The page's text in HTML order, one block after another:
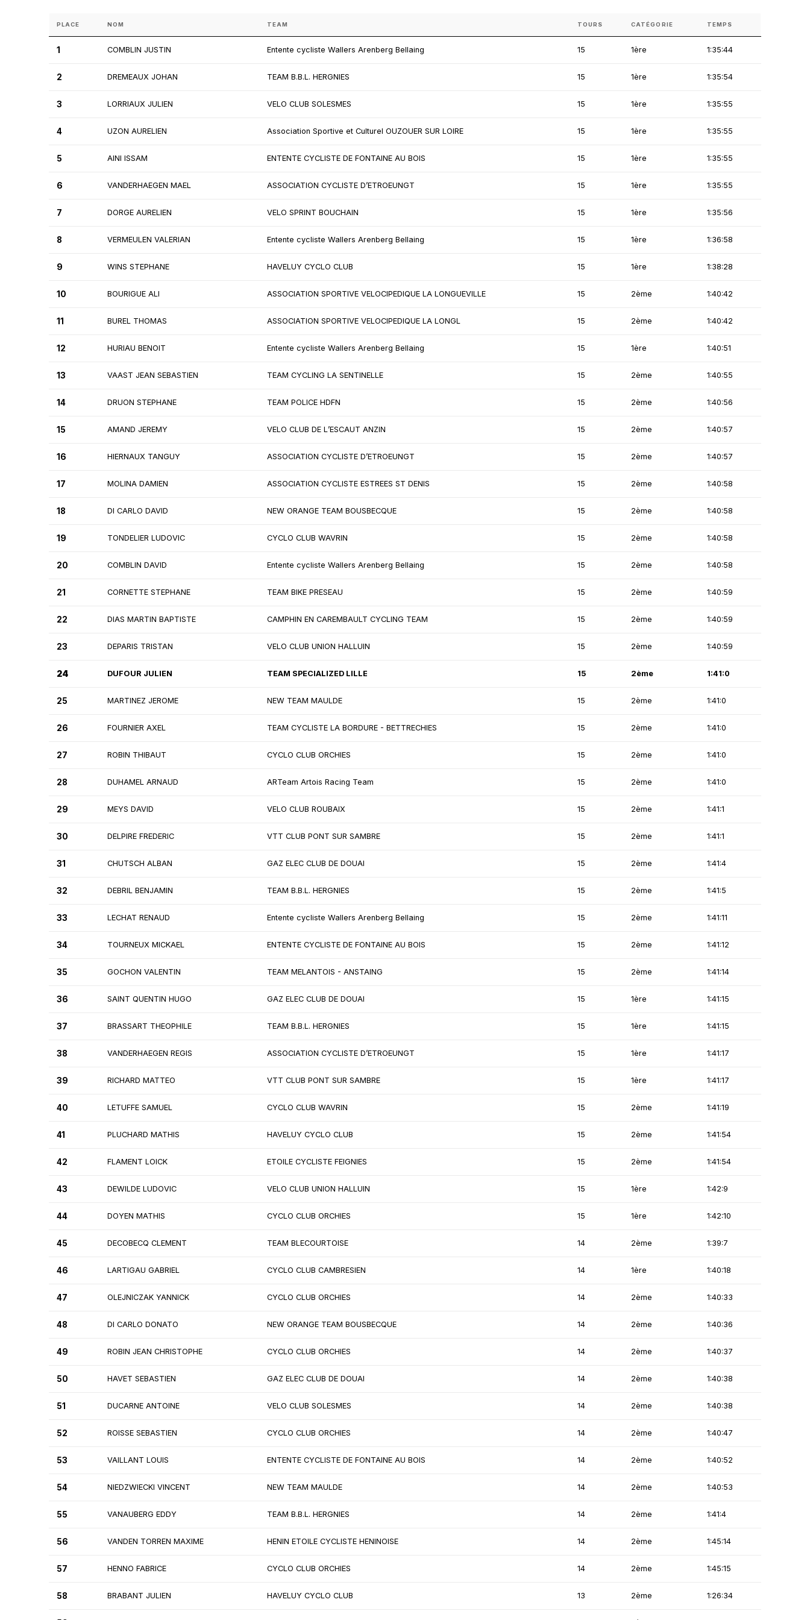
PLACE NOM TEAM TOURS CATÉGORIE TEMPS
1 COMBLIN JUSTIN Entente cycliste Wallers Arenberg Bellaing 15 1ère 1:35:44
2 DREMEAUX JOHAN TEAM B.B.L. HERGNIES 15 1ère 1:35:54
3 LORRIAUX JULIEN VELO CLUB SOLESMES 15 1ère 1:35:55
4 UZON AURELIEN Association Sportive et Culturel OUZOUER SUR LOIRE 15 1ère 1:35:55
5 AINI ISSAM ENTENTE CYCLISTE DE FONTAINE AU BOIS 15 1ère 1:35:55
6 VANDERHAEGEN MAEL ASSOCIATION CYCLISTE D’ETROEUNGT 15 1ère 1:35:55
7 DORGE AURELIEN VELO SPRINT BOUCHAIN 15 1ère 1:35:56
8 VERMEULEN VALERIAN Entente cycliste Wallers Arenberg Bellaing 15 1ère 1:36:58
9 WINS STEPHANE HAVELUY CYCLO CLUB 15 1ère 1:38:28
10 BOURIGUE ALI ASSOCIATION SPORTIVE VELOCIPEDIQUE LA LONGUEVILLE 15 2ème 1:40:42
11 BUREL THOMAS ASSOCIATION SPORTIVE VELOCIPEDIQUE LA LONGL 15 2ème 1:40:42
12 HURIAU BENOIT Entente cycliste Wallers Arenberg Bellaing 15 1ère 1:40:51
13 VAAST JEAN SEBASTIEN TEAM CYCLING LA SENTINELLE 15 2ème 1:40:55
14 DRUON STEPHANE TEAM POLICE HDFN 15 2ème 1:40:56
15 AMAND JEREMY VELO CLUB DE L’ESCAUT ANZIN 15 2ème 1:40:57
16 HIERNAUX TANGUY ASSOCIATION CYCLISTE D’ETROEUNGT 15 2ème 1:40:57
17 MOLINA DAMIEN ASSOCIATION CYCLISTE ESTREES ST DENIS 15 2ème 1:40:58
18 DI CARLO DAVID NEW ORANGE TEAM BOUSBECQUE 15 2ème 1:40:58
19 TONDELIER LUDOVIC CYCLO CLUB WAVRIN 15 2ème 1:40:58
20 COMBLIN DAVID Entente cycliste Wallers Arenberg Bellaing 15 2ème 1:40:58
21 CORNETTE STEPHANE TEAM BIKE PRESEAU 15 2ème 1:40:59
22 DIAS MARTIN BAPTISTE CAMPHIN EN CAREMBAULT CYCLING TEAM 15 2ème 1:40:59
23 DEPARIS TRISTAN VELO CLUB UNION HALLUIN 15 2ème 1:40:59
24 DUFOUR JULIEN TEAM SPECIALIZED LILLE 15 2ème 1:41:0
25 MARTINEZ JEROME NEW TEAM MAULDE 15 2ème 1:41:0
26 FOURNIER AXEL TEAM CYCLISTE LA BORDURE - BETTRECHIES 15 2ème 1:41:0
27 ROBIN THIBAUT CYCLO CLUB ORCHIES 15 2ème 1:41:0
28 DUHAMEL ARNAUD ARTeam Artois Racing Team 15 2ème 1:41:0
29 MEYS DAVID VELO CLUB ROUBAIX 15 2ème 1:41:1
30 DELPIRE FREDERIC VTT CLUB PONT SUR SAMBRE 15 2ème 1:41:1
31 CHUTSCH ALBAN GAZ ELEC CLUB DE DOUAI 15 2ème 1:41:4
32 DEBRIL BENJAMIN TEAM B.B.L. HERGNIES 15 2ème 1:41:5
33 LECHAT RENAUD Entente cycliste Wallers Arenberg Bellaing 15 2ème 1:41:11
34 TOURNEUX MICKAEL ENTENTE CYCLISTE DE FONTAINE AU BOIS 15 2ème 1:41:12
35 GOCHON VALENTIN TEAM MELANTOIS - ANSTAING 15 2ème 1:41:14
36 SAINT QUENTIN HUGO GAZ ELEC CLUB DE DOUAI 15 1ère 1:41:15
37 BRASSART THEOPHILE TEAM B.B.L. HERGNIES 15 1ère 1:41:15
38 VANDERHAEGEN REGIS ASSOCIATION CYCLISTE D’ETROEUNGT 15 1ère 1:41:17
39 RICHARD MATTEO VTT CLUB PONT SUR SAMBRE 15 1ère 1:41:17
40 LETUFFE SAMUEL CYCLO CLUB WAVRIN 15 2ème 1:41:19
41 PLUCHARD MATHIS HAVELUY CYCLO CLUB 15 2ème 1:41:54
42 FLAMENT LOICK ETOILE CYCLISTE FEIGNIES 15 2ème 1:41:54
43 DEWILDE LUDOVIC VELO CLUB UNION HALLUIN 15 1ère 1:42:9
44 DOYEN MATHIS CYCLO CLUB ORCHIES 15 1ère 1:42:10
45 DECOBECQ CLEMENT TEAM BLECOURTOISE 14 2ème 1:39:7
46 LARTIGAU GABRIEL CYCLO CLUB CAMBRESIEN 14 1ère 1:40:18
47 OLEJNICZAK YANNICK CYCLO CLUB ORCHIES 14 2ème 1:40:33
48 DI CARLO DONATO NEW ORANGE TEAM BOUSBECQUE 14 2ème 1:40:36
49 ROBIN JEAN CHRISTOPHE CYCLO CLUB ORCHIES 14 2ème 1:40:37
50 HAVET SEBASTIEN GAZ ELEC CLUB DE DOUAI 14 2ème 1:40:38
51 DUCARNE ANTOINE VELO CLUB SOLESMES 14 2ème 1:40:38
52 ROISSE SEBASTIEN CYCLO CLUB ORCHIES 14 2ème 1:40:47
53 VAILLANT LOUIS ENTENTE CYCLISTE DE FONTAINE AU BOIS 14 2ème 1:40:52
54 NIEDZWIECKI VINCENT NEW TEAM MAULDE 14 2ème 1:40:53
55 VANAUBERG EDDY TEAM B.B.L. HERGNIES 14 2ème 1:41:4
56 VANDEN TORREN MAXIME HENIN ETOILE CYCLISTE HENINOISE 14 2ème 1:45:14
57 HENNO FABRICE CYCLO CLUB ORCHIES 14 2ème 1:45:15
58 BRABANT JULIEN HAVELUY CYCLO CLUB 13 2ème 1:26:34